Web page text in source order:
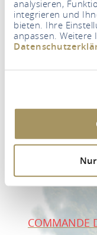
analysieren,
integrieren und
bieten. Ihre
anpassen.
Votre adresse e-
VERS
COMMANDE